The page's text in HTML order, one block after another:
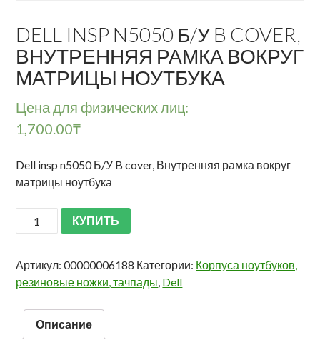
DELL INSP N5050 Б/У B COVER,
ВНУТРЕННЯЯ РАМКА ВОКРУГ
МАТРИЦЫ НОУТБУКА
Цена для физических лиц:
1,700.00₸
Dell insp n5050 Б/У B cover, Внутренняя рамка вокруг
матрицы ноутбука
КУПИТЬ
Артикул:00000006188 Категории: Корпуса ноутбуков,
резиновые ножки, тачпады, Dell
Описание